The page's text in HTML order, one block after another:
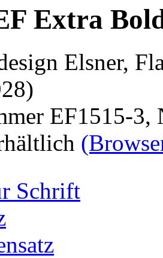
Extra
Elsner,
EF1515-3,
Schrift